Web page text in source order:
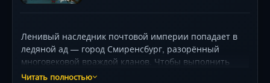
Ленивый наследник почтовой империи попадает в
ледяной ад — город Смиренсбург, разорённый
многовековой враждой кланов. Чтобы выполнить
отцовский ультиматум и вернуться к роскошной
Читать полностью